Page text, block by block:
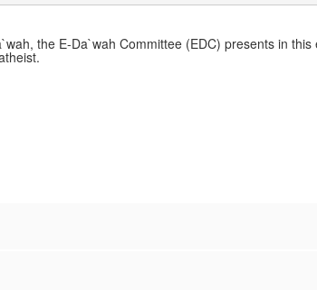
the E-Da`wah Committee (EDC) presents in